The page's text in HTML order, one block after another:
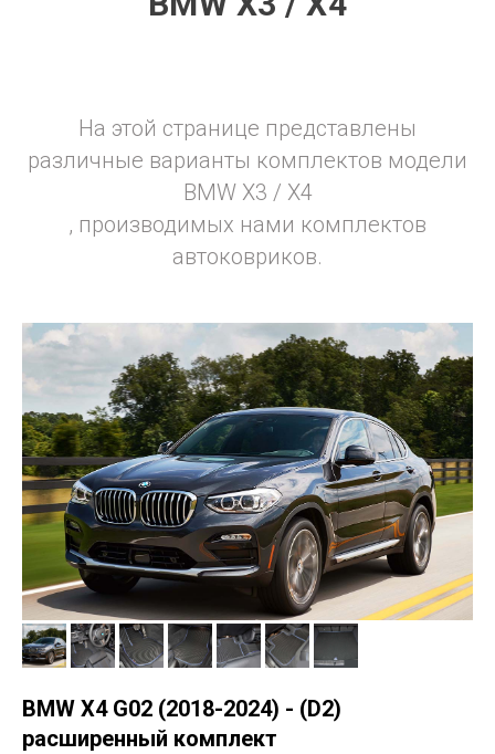
На этой странице представлены
различные варианты комплектов модели
BMW X3 / X4
, производимых нами комплектов
автоковриков.
BMW Х4 G02 (2018-2024) - (D2)
расширенный комплект